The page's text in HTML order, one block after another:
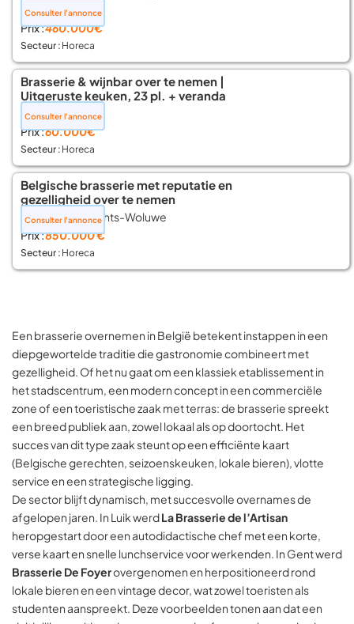
Consulter l'annonce
📍 Luik
Prix :460.000€
Secteur : Horeca
Consulter l'annonce
Brasserie & wijnbar over te nemen |
Uitgeruste keuken, 23 pl. + veranda
📍 Ans
Prix :60.000€
Secteur : Horeca
Consulter l'annonce
Belgische brasserie met reputatie en
gezelligheid over te nemen
📍Sint-Lambrechts-Woluwe
Prix :850.000 €
Secteur : Horeca
Een brasserie overnemen in België betekent instappen in een
diepgewortelde traditie die gastronomie combineert met
gezelligheid. Of het nu gaat om een klassiek etablissement in
het stadscentrum, een modern concept in een commerciële
zone of een toeristische zaak met terras: de brasserie spreekt
een breed publiek aan, zowel lokaal als op doortocht. Het
succes van dit type zaak steunt op een efficiënte kaart
(Belgische gerechten, seizoenskeuken, lokale bieren), vlotte
service en een strategische ligging.
De sector blijft dynamisch, met succesvolle overnames de
afgelopen jaren. In Luik werdLa Brasserie de l’Artisan
heropgestart door een autodidactische chef met een korte,
verse kaart en snelle lunchservice voor werkenden. In Gent werd
Brasserie De Foyerovergenomen en herpositioneerd rond
lokale bieren en een vintage decor, wat zowel toeristen als
studenten aanspreekt. Deze voorbeelden tonen aan dat een